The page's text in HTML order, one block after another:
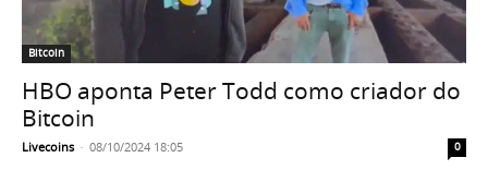
Bitcoin
HBO aponta Peter Todd como criador do
Bitcoin
Livecoins - 08/10/2024 18:05 0